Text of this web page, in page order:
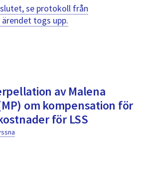
för
att
navigera
för
att
välja
något
se protokoll från
togs upp.
av Malena
om kompensation för
för LSS